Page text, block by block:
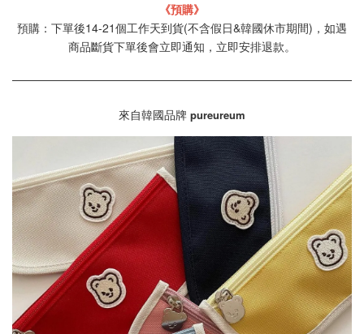
《預購》
預購：下單後14-21個工作天到貨(不含假日&韓國休市期間)，如遇
商品斷貨下單後會立即通知，立即安排退款。
來自韓國品牌 pureureum